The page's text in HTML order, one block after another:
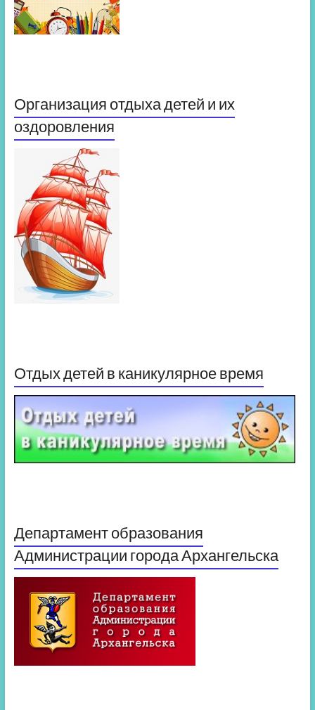
Организация отдыха детей и их
оздоровления
Отдых детей в каникулярное время
Департамент образования
Администрации города Архангельска